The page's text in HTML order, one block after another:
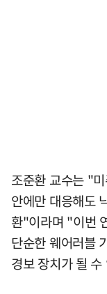
조준환 교수는 "
안에만 대응해도
환"이라며 "이번
단순한 웨어러블
경보 장치가 될